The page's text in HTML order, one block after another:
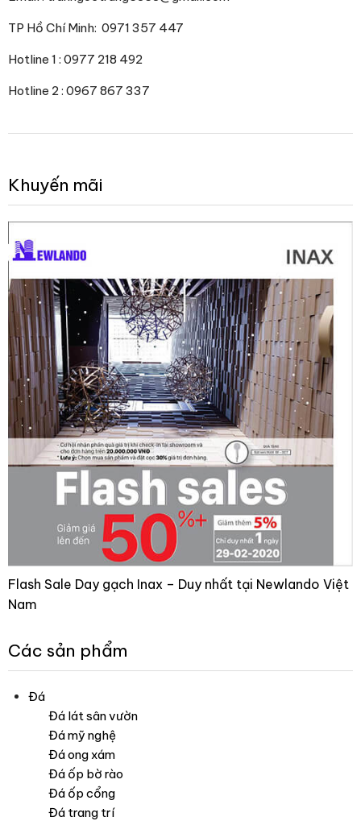
TP Hồ Chí Minh: 0971 357 447
Hotline 1 : 0977 218 492
Hotline 2 : 0967 867 337
Khuyến mãi
Flash Sale Day gạch Inax – Duy nhất tại Newlando Việt
Nam
Các sản phẩm
Đá
Đá lát sân vườn
Đá mỹ nghệ
Đá ong xám
Đá ốp bờ rào
Đá ốp cổng
Đá trang trí